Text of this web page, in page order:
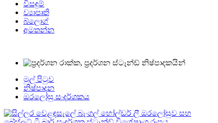
විසඳුම්
ව්‍යාපෘති
බ්ලොග්
අමතන්න
මුල් පිටුව
නිෂ්පාදන
ඔරලෝසු සංදර්ශකය